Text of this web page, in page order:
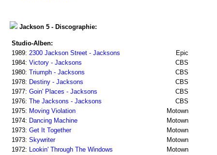
Jackson 5 - Discographie:
Studio-Alben:
1989: 2300 Jackson Street - Jacksons
Epic
1984: Victory - Jacksons
CBS
1980: Triumph - Jacksons
CBS
1978: Destiny - Jacksons
CBS
1977: Goin' Places - Jacksons
CBS
1976: The Jacksons - Jacksons
CBS
1975: Moving Violation
Motown
1974: Dancing Machine
Motown
1973: Get It Together
Motown
1973: Skywriter
Motown
1972: Lookin' Through The Windows
Motown